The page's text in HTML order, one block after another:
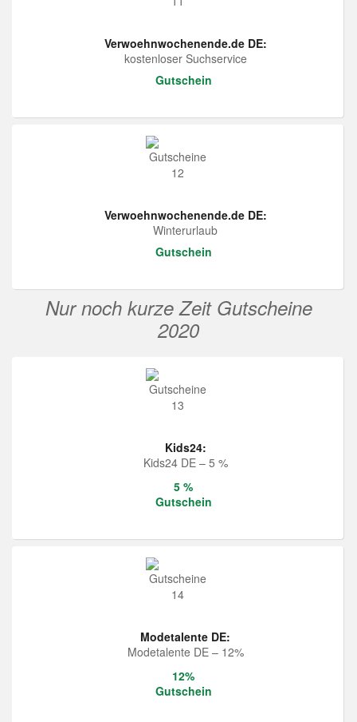
Verwoehnwochenende.de DE:
kostenloser Suchservice
Gutschein
Verwoehnwochenende.de DE:
Winterurlaub
Gutschein
Nur noch kurze Zeit Gutscheine
2020
Kids24:
Kids24 DE – 5 %
5 %
Gutschein
Modetalente DE:
Modetalente DE – 12%
12%
Gutschein